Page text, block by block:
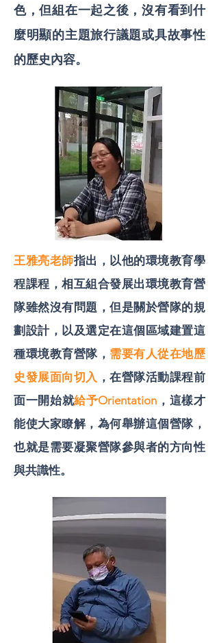
色，但組在一起之後，沒有看到什
麼明顯的主題旅行議題或具故事性
的歷史內容。
王雅亮老師指出，以他的環境教育學
程課程，相互組合發展出環境教育營
隊雖然沒有問題，但是關於營隊的規
劃設計，以及選定在這個區域建置這
種環境教育營隊， 需要有人從在地歷
史發展面向切入 ，在營隊活動課程前
面一開始就給予Orientation ，這樣才
能使大家瞭解，為何舉辦這個營隊，
也就是需要凝聚營隊參與者的方向性
與共識性。